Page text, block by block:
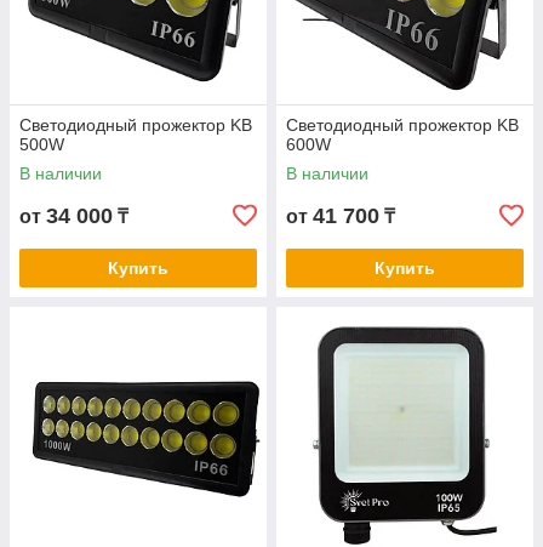
Светодиодный прожектор KB
500W
В наличии
от 34 000 ₸
Купить
Светодиодный прожектор KB
600W
В наличии
от 41 700 ₸
Купить